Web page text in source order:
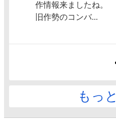
作情報来ましたね。
旧作勢のコンバ...
もっ